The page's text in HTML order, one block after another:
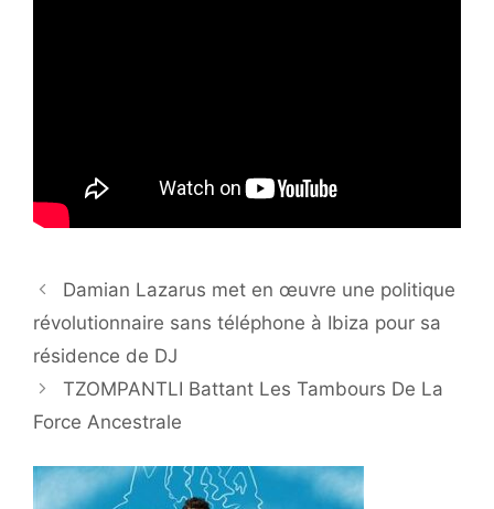
Damian Lazarus met en œuvre une politique
révolutionnaire sans téléphone à Ibiza pour sa
résidence de DJ
TZOMPANTLI Battant Les Tambours De La
Force Ancestrale